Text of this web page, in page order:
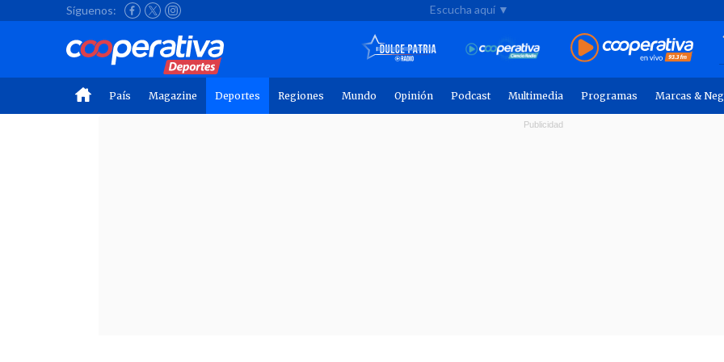
Síguenos: Escucha aquí ▼
País Magazine Deportes Regiones Mundo Opinión Podcast Multimedia Programas Marcas &